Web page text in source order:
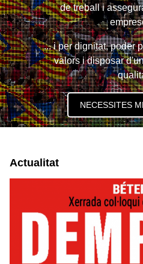
de treball i
... i per dignitat, poder
valors i disposar
NECESSITES
Actualitat